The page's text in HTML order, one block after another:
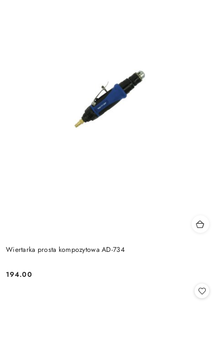
Wiertarka prosta kompozytowa AD-734
Cena:
194.00